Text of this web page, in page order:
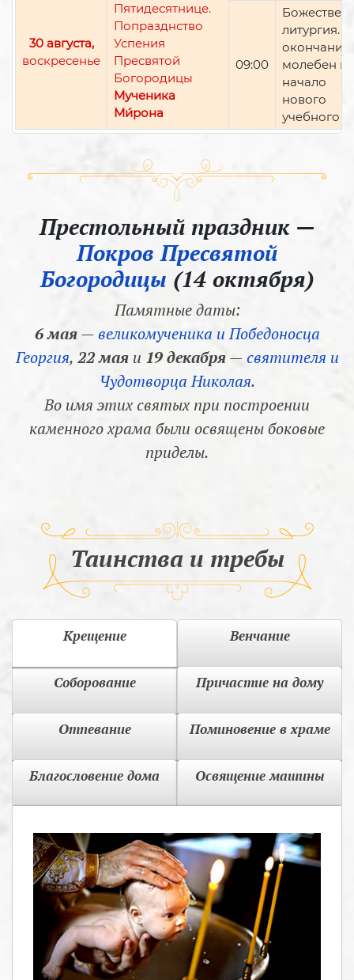
30 августа,
воскресенье
Пятидесятнице.
Попразднство
Успения
Пресвятой
Богородицы
Мученика
Ми́рона
09:00
литургия.
окончании
молебен
начало
нового
учебного
Престольный праздник —
Покров Пресвятой
Богородицы (14 октября)
Памятные даты:
6 мая—великомученика и Победоносца
Георгия, 22 маяи 19 декабря—святителя и
Чудотворца Николая.
Во имя этих святых при построении
каменного храма были освящены боковые
приделы.
Таинства и требы
Крещение Венчание
Соборование Причастие на дому
Отпевание Поминовение в храме
Благословение дома Освящение машины